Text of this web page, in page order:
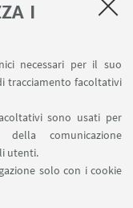
I
necessari per il suo
tracciamento facoltativi
sono usati per
comunicazione
utenti.
solo con i cookie